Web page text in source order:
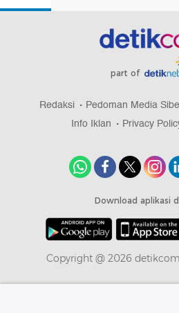
part of
Redaksi Pedoman Media
Info Iklan
Privacy
Download aplikasi
Copyright @ 2026